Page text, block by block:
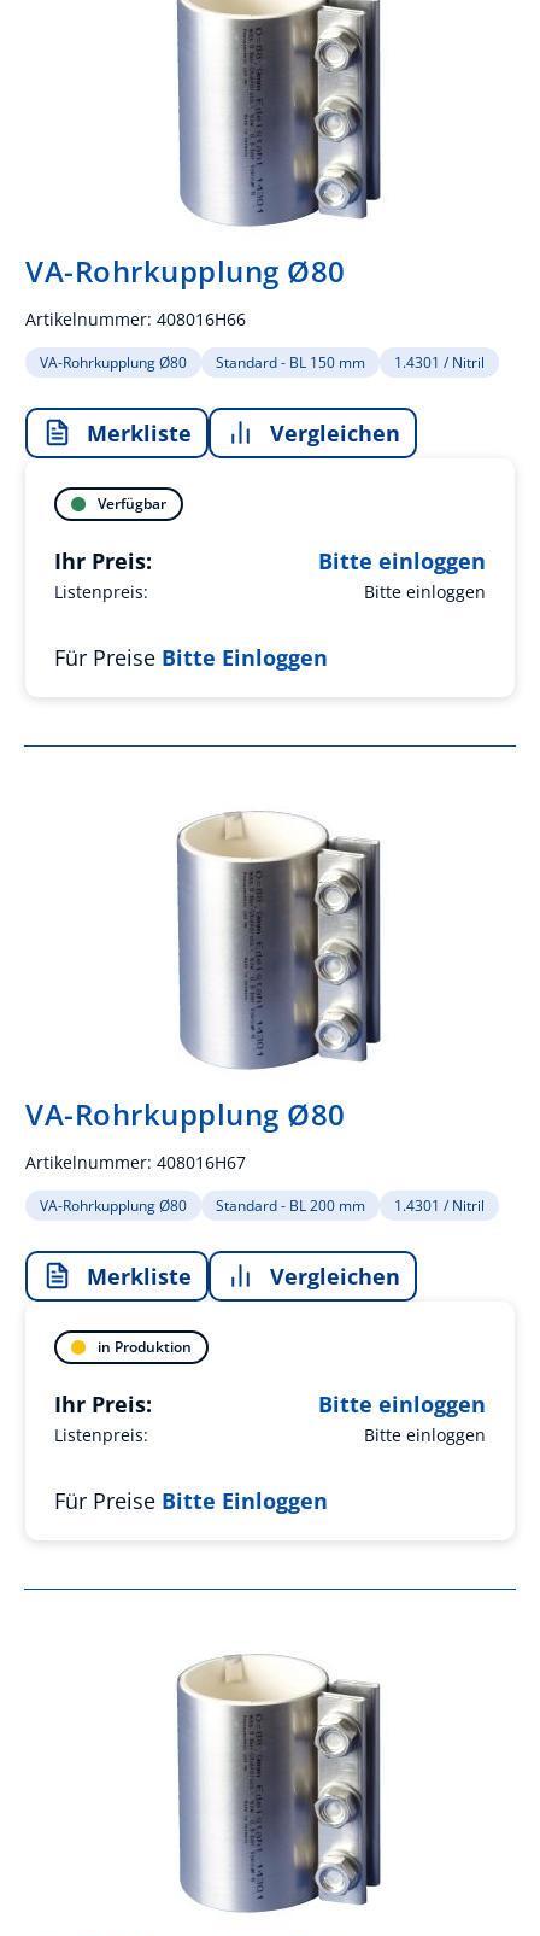
VA-Rohrkupplung Ø80
Artikelnummer: 408016H66
VA-Rohrkupplung Ø80 Standard - BL 150 mm 1.4301 / Nitril
Merkliste Vergleichen
Verfügbar
Listenpreis: Bitte einloggen
Ihr Preis: Bitte einloggen
Für Preise Bitte Einloggen
VA-Rohrkupplung Ø80
Artikelnummer: 408016H67
VA-Rohrkupplung Ø80 Standard - BL 200 mm 1.4301 / Nitril
Merkliste Vergleichen
in Produktion
Listenpreis: Bitte einloggen
Ihr Preis: Bitte einloggen
Für Preise Bitte Einloggen